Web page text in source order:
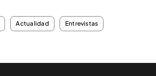
Actualidad Entrevistas